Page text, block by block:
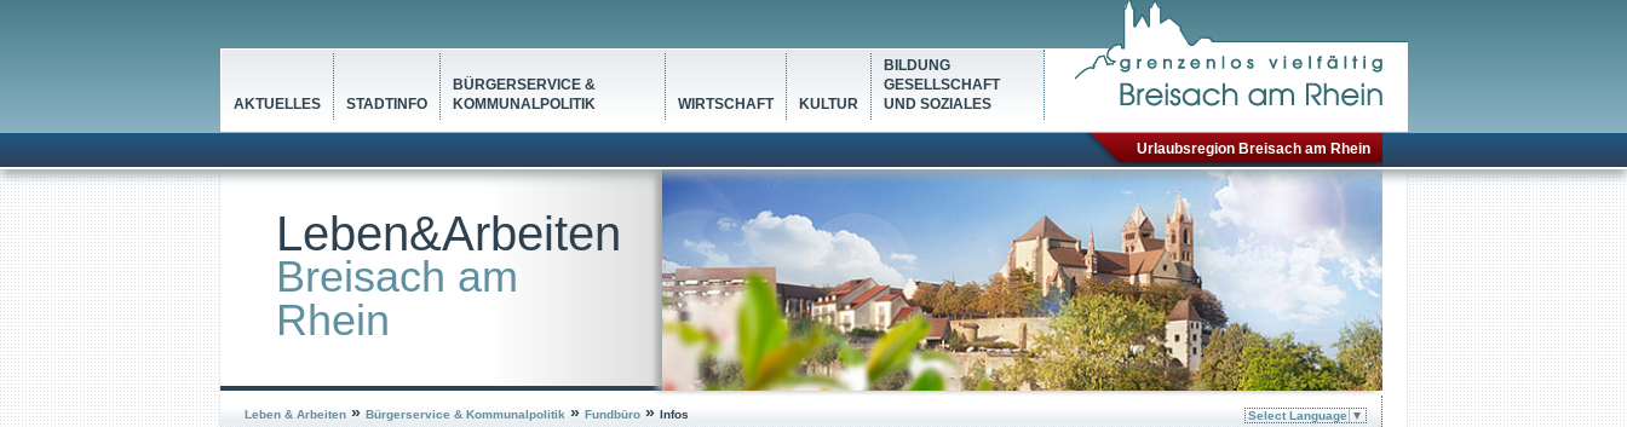
AKTUELLES STADTINFO
BÜRGERSERVICE &
KOMMUNALPOLITIK
WIRTSCHAFT KULTUR
BILDUNG
GESELLSCHAFT
UND SOZIALES
Urlaubsregion Breisach am Rhein
Leben&Arbeiten
Breisach am
Rhein
Leben & Arbeiten » Bürgerservice & Kommunalpolitik » Fundbüro » Infos Select Language ▼